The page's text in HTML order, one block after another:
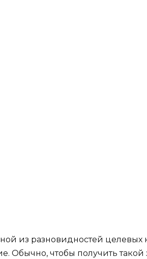
из разновидностей целевых
Обычно, чтобы получить